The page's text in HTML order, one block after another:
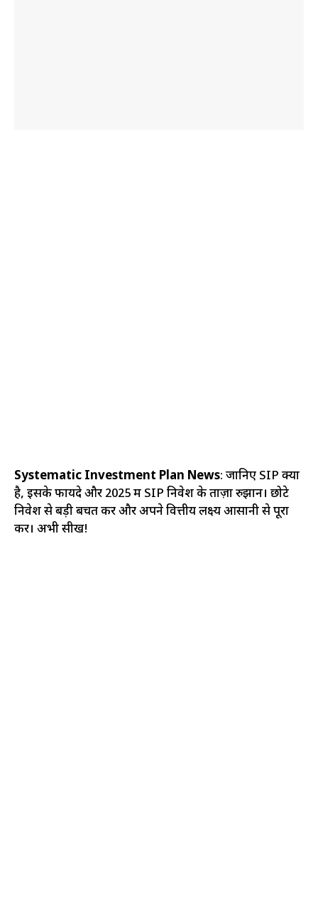
Systematic Investment Plan News: जानिए SIP क्या
है, इसके फायदे और 2025 में SIP निवेश के ताज़ा रुझान। छोटे
निवेश से बड़ी बचत करें और अपने वित्तीय लक्ष्य आसानी से पूरा
करें। अभी सीखें!